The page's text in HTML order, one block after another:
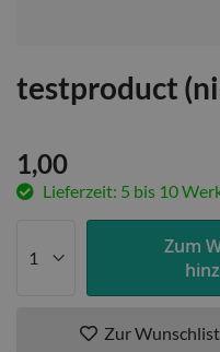
testproduct
1,00
Lieferzeit: 5 bis 10
Zum
Zur